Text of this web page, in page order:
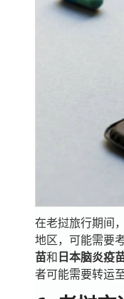
在老挝旅行期间
地区，可能需要
苗和日本脑炎疫苗
者可能需要转运